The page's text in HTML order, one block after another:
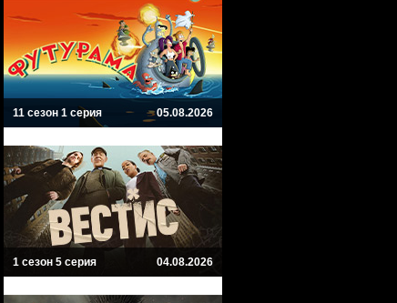
11 сезон 1 серия 05.08.2026
1 сезон 5 серия 04.08.2026